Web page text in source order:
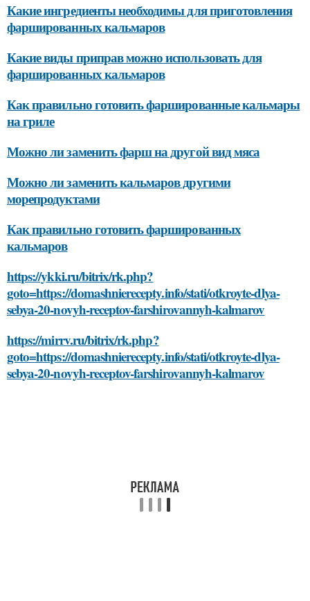
Какие ингредиенты необходимы для приготовления
фаршированных кальмаров
Какие виды приправ можно использовать для
фаршированных кальмаров
Как правильно готовить фаршированные кальмары
на гриле
Можно ли заменить фарш на другой вид мяса
Можно ли заменить кальмаров другими
морепродуктами
Как правильно готовить фаршированных
кальмаров
https://ykki.ru/bitrix/rk.php?
goto=https://domashnierecepty.info/stati/otkroyte-dlya-
sebya-20-novyh-receptov-farshirovannyh-kalmarov
https://mirrv.ru/bitrix/rk.php?
goto=https://domashnierecepty.info/stati/otkroyte-dlya-
sebya-20-novyh-receptov-farshirovannyh-kalmarov